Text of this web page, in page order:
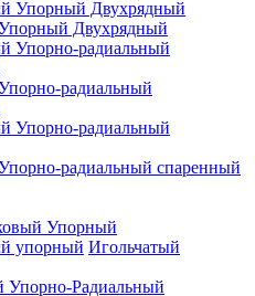
Двухрядный
радиальный
радиальный спаренный
Упорный
Игольчатый